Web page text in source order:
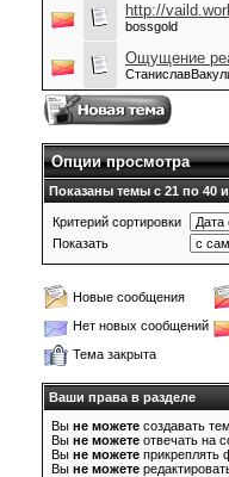
http://
bossgold
Ощущение
Опции просмотра
Показаны темы с 21 по 40
Критерий сортировки
Показать
Новые сообщения
Нет новых сообщений
Тема закрыта
Ваши права в разделе
Вы не можете создавать
Вы не можете отвечать на
Вы не можете прикреплять
Вы не можете